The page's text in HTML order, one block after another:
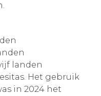
landen
Het gebruik
in 2024 het